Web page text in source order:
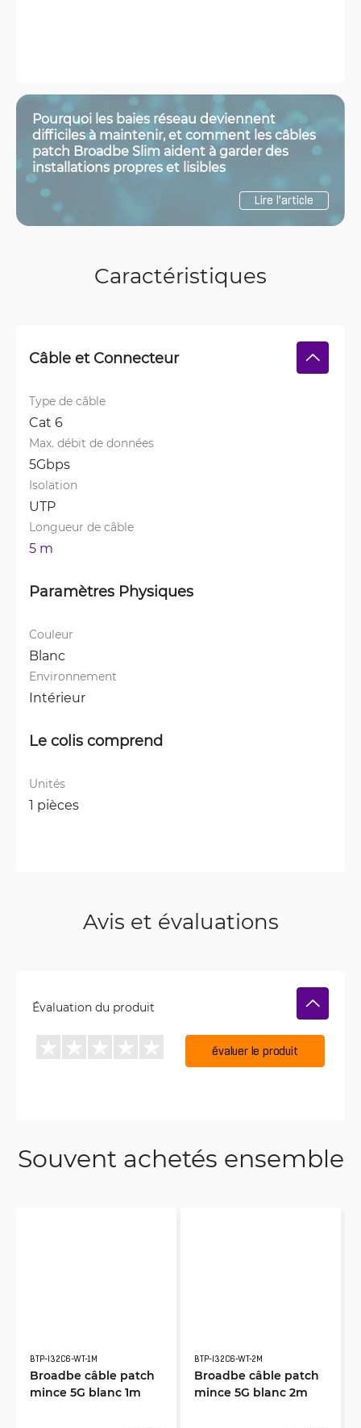
Pourquoi les baies réseau deviennent
difficiles à maintenir, et comment les câbles
patch Broadbe Slim aident à garder des
installations propres et lisibles
Lire l’article
Caractéristiques
Câble et Connecteur
Type de câble
Cat 6
Max. débit de données
5Gbps
Isolation
UTP
Longueur de câble
5 m
Paramètres Physiques
Couleur
Blanc
Environnement
Intérieur
Le colis comprend
Unités
1 pièces
Avis et évaluations
Évaluation du produit
évaluer le produit
Souvent achetés ensemble
BTP-I32C6-WT-1M
Broadbe câble patch
mince 5G blanc 1m
BTP-I32C6-WT-2M
Broadbe câble patch
mince 5G blanc 2m